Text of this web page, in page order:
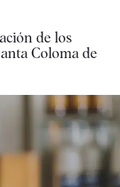
de los
Coloma de